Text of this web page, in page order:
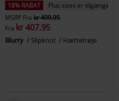
18% RABAT
Plus sizes er tilgængelige
MSRP Fra kr 499.95
Fra kr 407.95
Blurry Slipknot Hættetrøje